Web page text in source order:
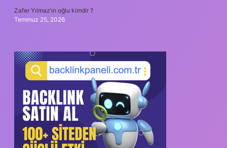
Zafer Yılmaz’ın oğlu kimdir ?
Temmuz 25, 2026